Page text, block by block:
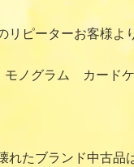
リピーターお客様よ
モノグラム カー
れたブランド中古品